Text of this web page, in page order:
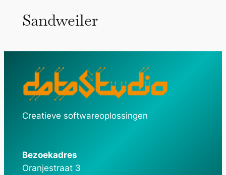
Sandweiler
Creatieve softwareoplossingen
Bezoekadres
Oranjestraat 3